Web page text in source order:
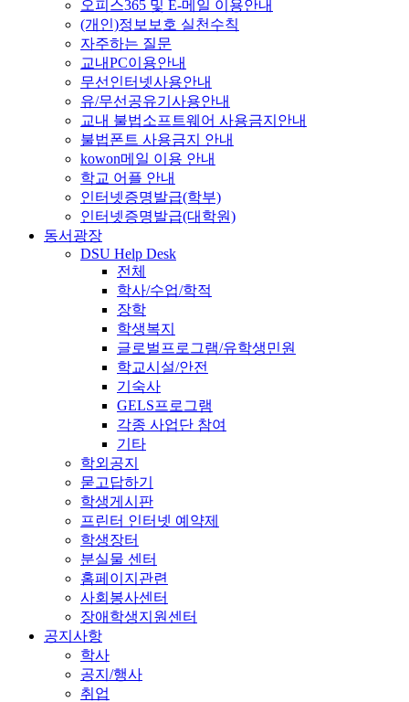
오피스365 및 E-메일 이용안내
(개인)정보보호 실천수칙
자주하는 질문
교내PC이용안내
무선인터넷사용안내
유/무선공유기사용안내
교내 불법소프트웨어 사용금지안내
불법폰트 사용금지 안내
kowon메일 이용 안내
학교 어플 안내
인터넷증명발급(학부)
인터넷증명발급(대학원)
동서광장
DSU Help Desk
전체
학사/수업/학적
장학
학생복지
글로벌프로그램/유학생민원
학교시설/안전
기숙사
GELS프로그램
각종 사업단 참여
기타
학외공지
묻고답하기
학생게시판
프린터 인터넷 예약제
학생장터
분실물 센터
홈페이지관련
사회봉사센터
장애학생지원센터
공지사항
학사
공지/행사
취업